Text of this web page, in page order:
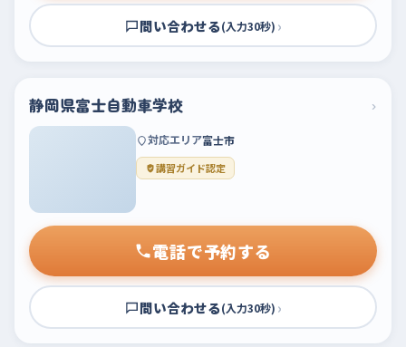
問い合わせる(入力30秒) ›
静岡県富士自動車学校 ›
対応エリア富士市
講習ガイド認定
電話で予約する
問い合わせる(入力30秒) ›